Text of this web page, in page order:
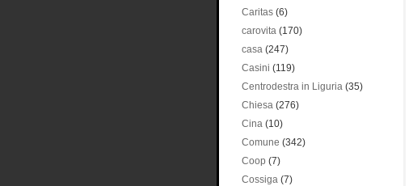
Caritas (6)
carovita (170)
casa (247)
Casini (119)
Centrodestra in Liguria (35)
Chiesa (276)
Cina (10)
Comune (342)
Coop (7)
Cossiga (7)